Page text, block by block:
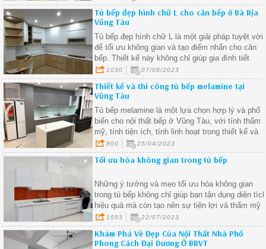
phổ biến
Tủ bếp đẹp hình chữ L cho căn bếp ở Bà Rịa
Vũng Tàu
Tủ bếp đẹp hình chữ L là một giải pháp tuyệt vời
để tối ưu không gian và tạo điểm nhấn cho căn
bếp. Thiết kế này không chỉ giúp gia đình tiết
kiệm diện tích mà còn tạo nên một không gian
nấu nướng hiện đại, tiện nghi và tinh tế
1030 07/08/2023
Thiết kế và thi công tủ bếp melamine tại
Vũng Tàu
Tủ bếp melamine là một lựa chọn hợp lý và phổ
biến cho nội thất bếp ở Vũng Tàu, với tính thẩm
mỹ, tính tiện ích, tính linh hoạt trong thiết kế và
tính kinh tế, tủ bếp melamine đáp ứng được nhu
cầu của người dùng và mang lại vẻ đẹp hiện đại,
tiện nghi và tiết kiệm cho căn bếp của bạn.
800 25/04/2023
Tối ưu hóa không gian trong tủ bếp
Những ý tưởng và mẹo tối ưu hóa không gian
trong tủ bếp không chỉ giúp bạn tận dụng diện
hiệu quả mà còn tạo nên sự tiện lợi và thẩm mỹ
cho căn bếp của bạn. Dưới đây là một số gợi ý
khác để bạn tiếp tục tối ưu hóa không gian trong
tủ bếp
1053 22/07/2023
Khám Phá Vẻ Đẹp Của Nội Thất Nhà Phố
Phong Cách Đại Dương Ở BRVT